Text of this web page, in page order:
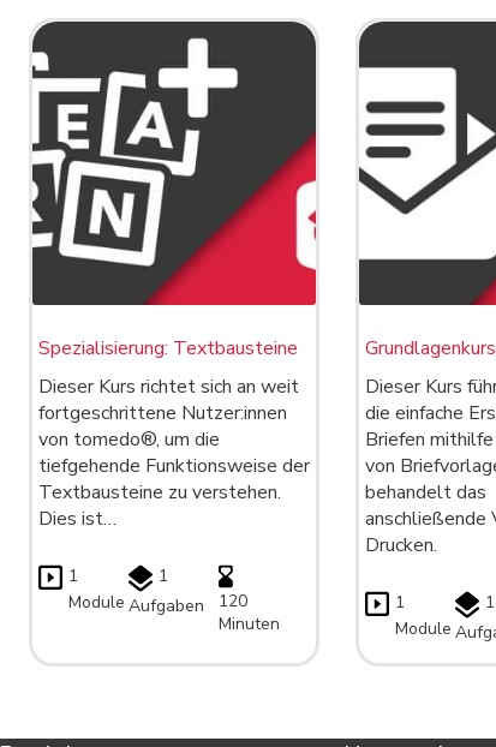
Spezialisierung: Textbausteine
Dieser Kurs richtet sich an weit
fortgeschrittene Nutzer:innen
von tomedo®, um die
tiefgehende Funktionsweise der
Textbausteine zu verstehen.
Dies ist…
1
Module
1
Aufgaben
120
Minuten
Dieser Kurs
die einfache
Briefen mithilfe
von
behandelt das
anschließende
Drucken.
1
Module
1